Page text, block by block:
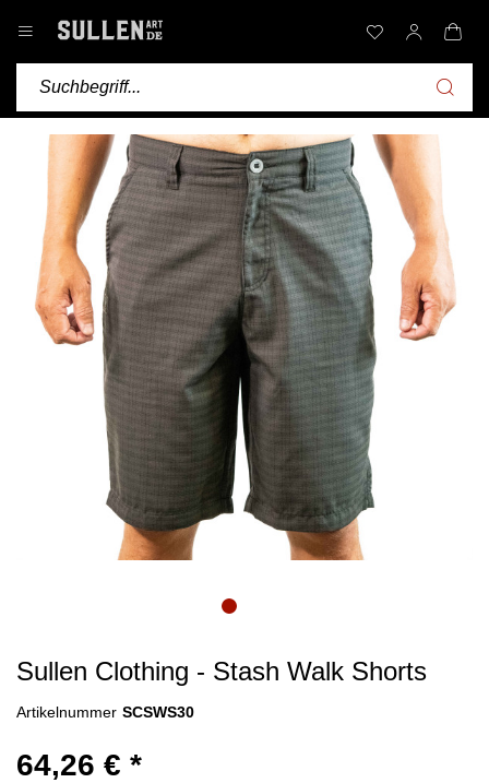
Sullen Clothing - Stash Walk Shorts
Artikelnummer SCSWS30
64,26 € *